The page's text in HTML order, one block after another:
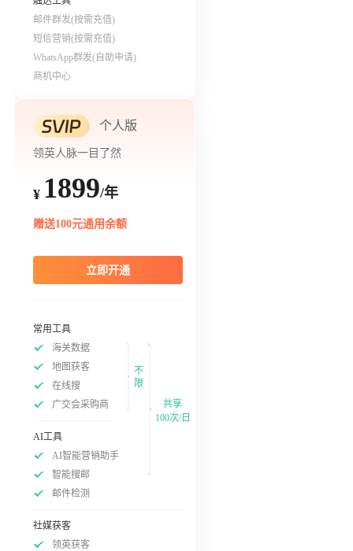
邮件群发(按需充值)
短信营销(按需充值)
WhatsApp群发(自助申请)
商机中心
个人版
领英人脉一目了然
¥ 1899/年
赠送100元通用余额
立即开通
常用工具
海关数据
地图获客
在线搜
广交会采购商
不
限
AI工具
AI智能营销助手
智能搜邮
邮件检测
社媒获客
领英获客
共享
100次/日